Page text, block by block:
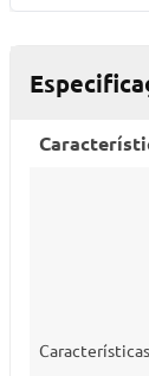
Características